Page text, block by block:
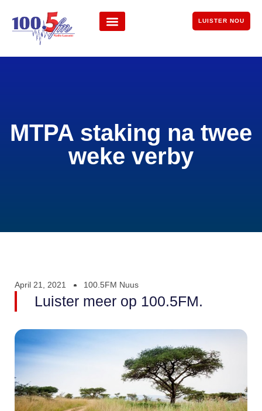
LUISTER NOU
MTPA staking na twee
weke verby
April 21, 2021 100.5FM Nuus
Luister meer op 100.5FM.